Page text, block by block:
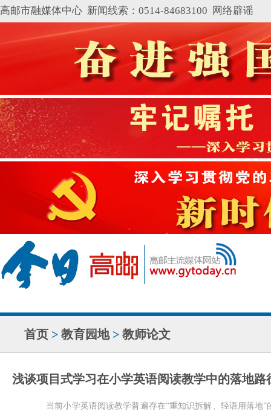
高邮市融媒体中心 新闻线索：0514-84683100 网络辟谣
首页 > 教育园地> 教师论文
浅谈项目式学习在小学英语阅读教学中的落地路
当前小学英语阅读教学普遍存在“重知识拆解、轻语用落地”